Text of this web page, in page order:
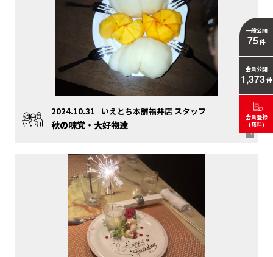
2024.10.31 いえとち本舗福井店 スタッフ
秋の味覚・大好物達
一般公開
75件
会員公開
1,373件
会員登録
(無料)